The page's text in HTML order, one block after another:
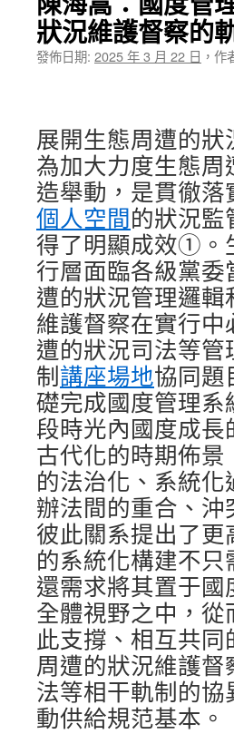
狀況維護督察的
發佈日期: 2025 年 3 月 22 日 ， 作
展開生態周遭的
為加大力度生態
造舉動，是貫徹
個人空間的狀況監
得了明顯成效①。
行層面臨各級黨委
遭的狀況管理邏
維護督察在實行
遭的狀況司法等管
制講座場地協同題
礎完成國度管理
段時光內國度成
古代化的時期佈
的法治化、系統
辦法間的重合、
彼此關系提出了
的系統化構建不
還需求將其置于
全體視野之中，
此支撐、相互共
周遭的狀況維護
法等相干軌制的
動供給規范基本。